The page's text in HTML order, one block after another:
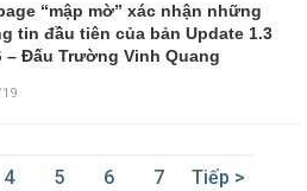
“mập mờ” xác nhận những
tin đầu tiên của bản Update 1.3
– Đấu Trường Vinh Quang
4 5 6 7 Tiếp >